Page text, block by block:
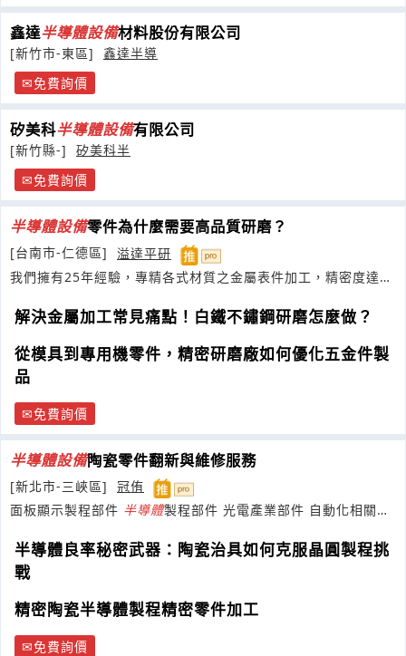
鑫達半導體設備材料股份有限公司
[新竹市-東區]
鑫達半導
免費詢價
矽美科半導體設備有限公司
[新竹縣-]
矽美科半
免費詢價
半導體設備零件為什麼需要高品質研磨？
[台南市-仁德區]
溢達平研
我們擁有25年經驗，專精各式材質之金屬表件加工，精密度達
解決金屬加工常見痛點！白鐵不鏽鋼研磨怎麼做？
從模具到專用機零件，精密研磨廠如何優化五金件製
品
免費詢價
半導體設備陶瓷零件翻新與維修服務
[新北市-三峽區]
冠侑
面板顯示製程部件 半導體製程部件 光電產業部件 自動化相關部
半導體良率秘密武器：陶瓷治具如何克服晶圓製程挑
戰
精密陶瓷半導體製程精密零件加工
免費詢價